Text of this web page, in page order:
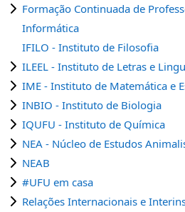
Formação Continuada de
Informática
IFILO - Instituto de Filosofia
ILEEL - Instituto de Letras e
IME - Instituto de Matemática e
INBIO - Instituto de Biologia
IQUFU - Instituto de Química
NEA - Núcleo de Estudos
NEAB
#UFU em casa
Relações Internacionais e